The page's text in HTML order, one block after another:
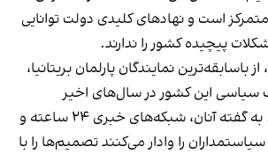
است و نهادهای کلیدی دولت توانایی
پیچیده کشور را ندارند.
باسابقه‌ترین نمایندگان پارلمان بریتانیا،
سیاسی این کشور در سال‌های اخیر
تضعیف شده است. به گفته آنان، شبکه‌های خبری ۲۴ ساعته و
را وادار می‌کنند تصمیم‌ها را با